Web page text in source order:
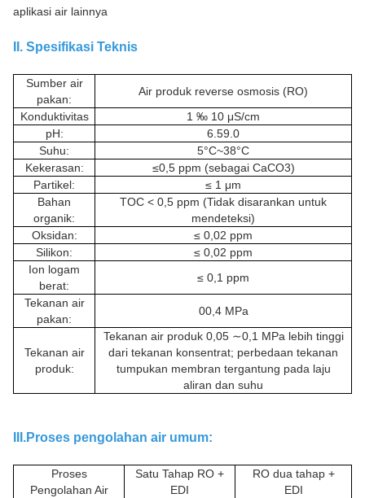
aplikasi air lainnya
II. Spesifikasi Teknis
Sumber air
pakan:
Air produk reverse osmosis (RO)
Konduktivitas
1 ‰ 10 μS/cm
pH:
6.59.0
Suhu:
5°C~38°C
Kekerasan:
≤0,5 ppm (sebagai CaCO3)
Partikel:
≤ 1 μm
Bahan
organik:
TOC < 0,5 ppm (Tidak disarankan untuk
mendeteksi)
Oksidan:
≤ 0,02 ppm
Silikon:
≤ 0,02 ppm
Ion logam
berat:
≤ 0,1 ppm
Tekanan air
pakan:
00,4 MPa
Tekanan air
produk:
Tekanan air produk 0,05 ∼0,1 MPa lebih tinggi
dari tekanan konsentrat; perbedaan tekanan
tumpukan membran tergantung pada laju
aliran dan suhu
III.Proses pengolahan air umum:
Proses
Pengolahan Air
Satu Tahap RO +
EDI
RO dua tahap +
EDI